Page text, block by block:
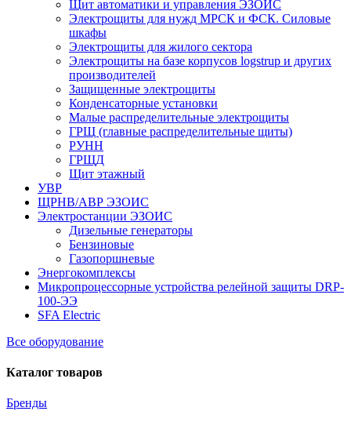
Щит автоматики и управления ЭЗОИС
Электрощиты для нужд МРСК и ФСК. Силовые
шкафы
Электрощиты для жилого сектора
Электрощиты на базе корпусов logstrup и других
производителей
Защищенные электрощиты
Конденсаторные установки
Малые распределительные электрощиты
ГРЩ (главные распределительные щиты)
РУНН
ГРЩД
Щит этажный
УВР
ЩРНВ/АВР ЭЗОИС
Электростанции ЭЗОИС
Дизельные генераторы
Бензиновые
Газопоршневые
Энергокомплексы
Микропроцессорные устройства релейной защиты DRP-
100-ЭЭ
SFA Electric
Все оборудование
Каталог товаров
Бренды